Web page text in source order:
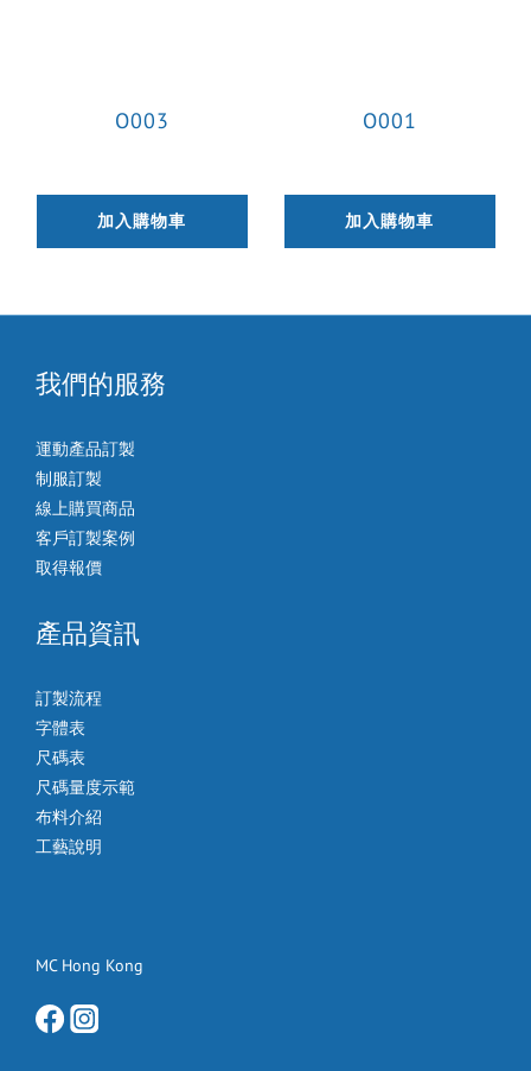
O003
加入購物車
O001
加入購物車
我們的服務
運動產品訂製
制服訂製
線上購買商品
客戶訂製案例
取得報價
產品資訊
訂製流程
字體表
尺碼表
尺碼量度示範
布料介紹
工藝說明
MC Hong Kong